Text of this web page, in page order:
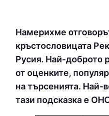
Намерихме
кръстословицата
Русия. Най-доброто
от оценките,
на търсенията. Най-
тази подсказка е